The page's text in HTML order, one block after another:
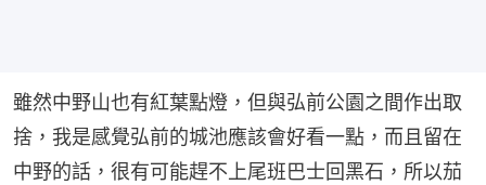
雖然中野山也有紅葉點燈，但與弘前公園之間作出取
捨，我是感覺弘前的城池應該會好看一點，而且留在
中野的話，很有可能趕不上尾班巴士回黑石，所以茄